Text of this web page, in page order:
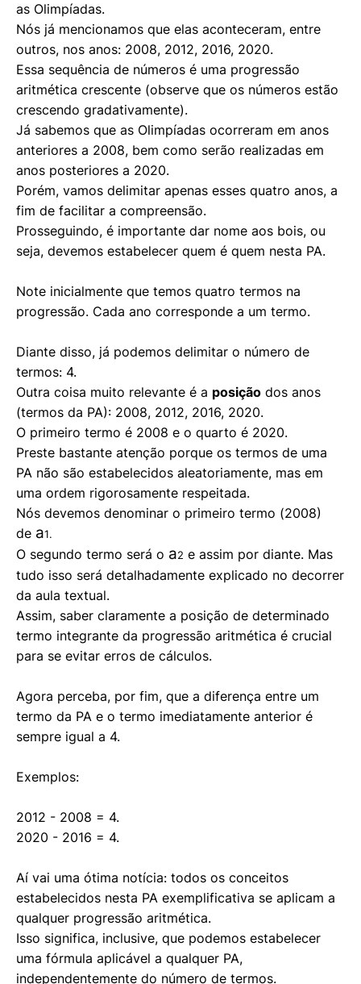
as Olimpíadas.
Nós já mencionamos que elas aconteceram, entre
outros, nos anos: 2008, 2012, 2016, 2020.
Essa sequência de números é uma progressão
aritmética crescente (observe que os números estão
crescendo gradativamente).
Já sabemos que as Olimpíadas ocorreram em anos
anteriores a 2008, bem como serão realizadas em
anos posteriores a 2020.
Porém, vamos delimitar apenas esses quatro anos, a
fim de facilitar a compreensão.
Prosseguindo, é importante dar nome aos bois, ou
seja, devemos estabelecer quem é quem nesta PA.
Note inicialmente que temos quatro termos na
progressão. Cada ano corresponde a um termo.
Diante disso, já podemos delimitar o número de
termos: 4.
Outra coisa muito relevante é a posição dos anos
(termos da PA): 2008, 2012, 2016, 2020.
O primeiro termo é 2008 e o quarto é 2020.
Preste bastante atenção porque os termos de uma
PA não são estabelecidos aleatoriamente, mas em
uma ordem rigorosamente respeitada.
Nós devemos denominar o primeiro termo (2008)
de a1.
O segundo termo será o a2 e assim por diante. Mas
tudo isso será detalhadamente explicado no decorrer
da aula textual.
Assim, saber claramente a posição de determinado
termo integrante da progressão aritmética é crucial
para se evitar erros de cálculos.
Agora perceba, por fim, que a diferença entre um
termo da PA e o termo imediatamente anterior é
sempre igual a 4.
Exemplos:
2012 - 2008 = 4.
2020 - 2016 = 4.
Aí vai uma ótima notícia: todos os conceitos
estabelecidos nesta PA exemplificativa se aplicam a
qualquer progressão aritmética.
Isso significa, inclusive, que podemos estabelecer
uma fórmula aplicável a qualquer PA,
independentemente do número de termos.